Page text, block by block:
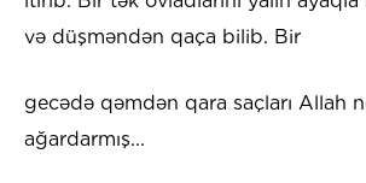
və düşməndən qaça bilib. Bir
gecədə qəmdən qara saçları Allah
ağardarmış...